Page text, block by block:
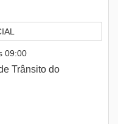
09:00
Trânsito do